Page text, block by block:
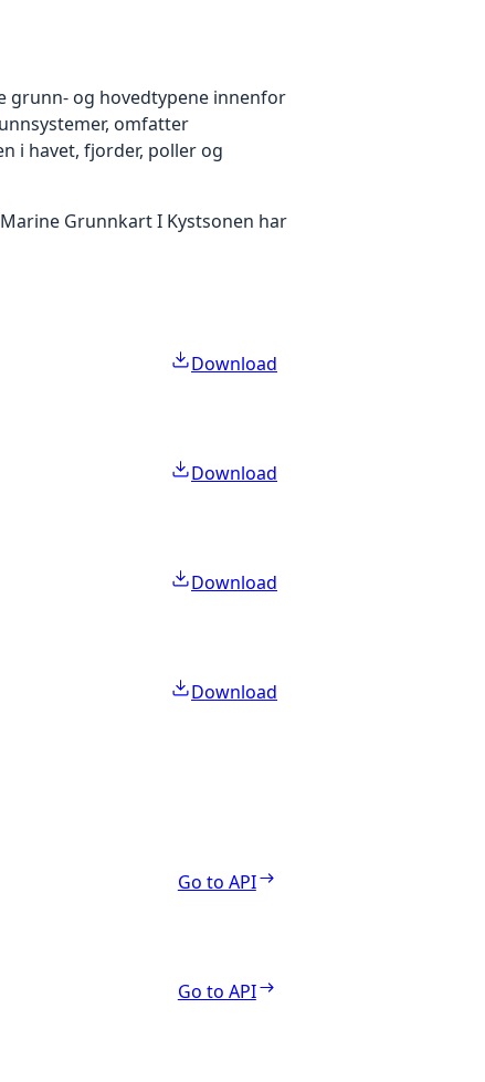
grunn- og hovedtypene innenfor
omfatter
i havet, fjorder, poller og
Grunnkart I Kystsonen har
Download
Download
Download
Download
Go to API
Go to API